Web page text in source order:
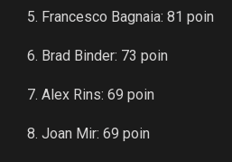
5. Francesco Bagnaia: 81 poin
6. Brad Binder: 73 poin
7. Alex Rins: 69 poin
8. Joan Mir: 69 poin